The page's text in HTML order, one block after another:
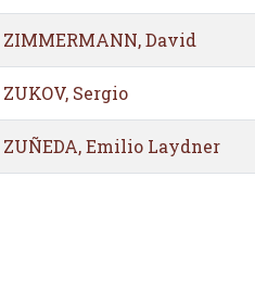
ZIMMERMANN, David
ZUKOV, Sergio
ZUÑEDA, Emilio Laydner